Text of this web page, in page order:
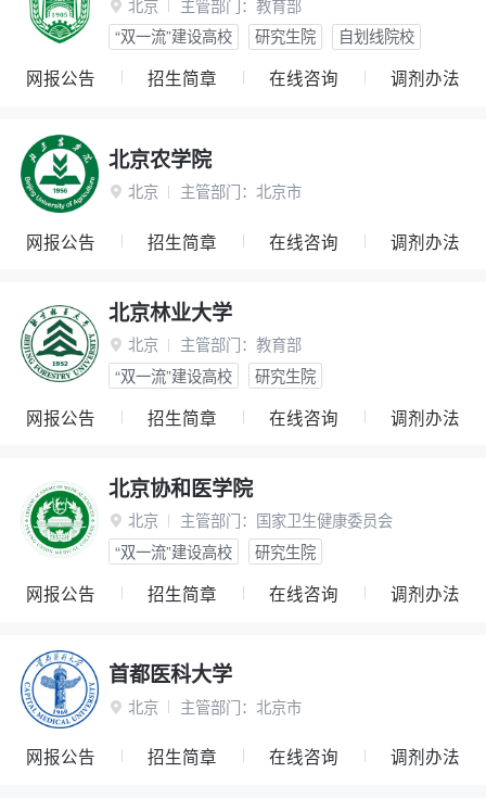
 北京 主管部门： 教育部
“双一流”建设高校
研究生院 自划线院校
网报公告 招生简章 在线咨询 调剂办法
北京农学院
 北京 主管部门： 北京市
网报公告 招生简章 在线咨询 调剂办法
北京林业大学
 北京 主管部门： 教育部
“双一流”建设高校
研究生院
网报公告 招生简章 在线咨询 调剂办法
北京协和医学院
 北京 主管部门： 国家卫生健康委员会
“双一流”建设高校
研究生院
网报公告 招生简章 在线咨询 调剂办法
首都医科大学
 北京 主管部门： 北京市
网报公告 招生简章 在线咨询 调剂办法